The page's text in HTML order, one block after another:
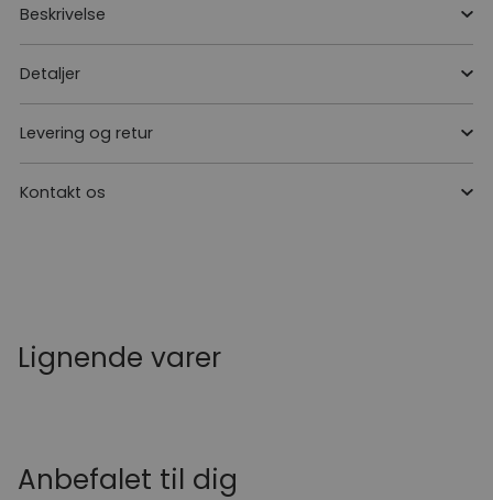
Beskrivelse
Detaljer
Levering og retur
Kontakt os
Lignende varer
Anbefalet til dig